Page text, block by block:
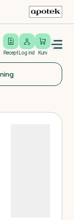
Recept
Log ind
Log ind Kurv
Open/close menu